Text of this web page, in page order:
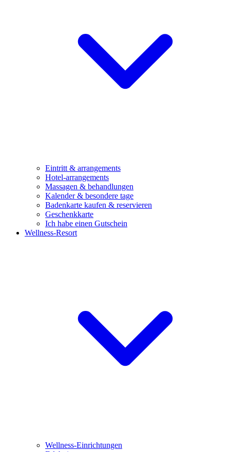
Eintritt & arrangements
Hotel-arrangements
Massagen & behandlungen
Kalender & besondere tage
Badenkarte kaufen & reservieren
Geschenkkarte
Ich habe einen Gutschein
Wellness-Resort
Wellness-Einrichtungen